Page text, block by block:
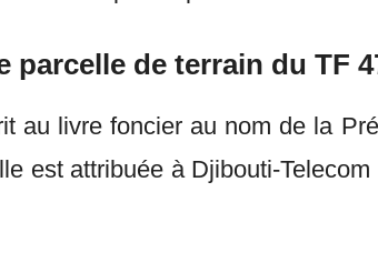
parcelle de terrain du TF
au livre foncier au nom de la
est attribuée à Djibouti-